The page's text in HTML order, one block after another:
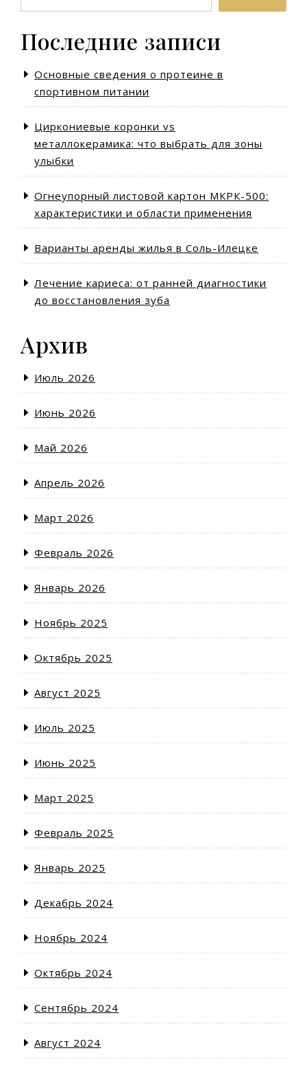
Последние записи
Основные сведения о протеине в
спортивном питании
Циркониевые коронки vs
металлокерамика: что выбрать для зоны
улыбки
Огнеупорный листовой картон МКРК-500:
характеристики и области применения
Варианты аренды жилья в Соль-Илецке
Лечение кариеса: от ранней диагностики
до восстановления зуба
Архив
Июль 2026
Июнь 2026
Май 2026
Апрель 2026
Март 2026
Февраль 2026
Январь 2026
Ноябрь 2025
Октябрь 2025
Август 2025
Июль 2025
Июнь 2025
Март 2025
Февраль 2025
Январь 2025
Декабрь 2024
Ноябрь 2024
Октябрь 2024
Сентябрь 2024
Август 2024